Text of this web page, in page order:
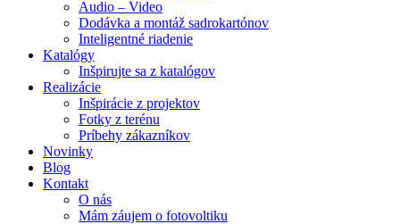
Audio – Video
Dodávka a montáž sadrokartónov
Inteligentné riadenie
Katalógy
Inšpirujte sa z katalógov
Realizácie
Inšpirácie z projektov
Fotky z terénu
Príbehy zákazníkov
Novinky
Blog
Kontakt
O nás
Mám záujem o fotovoltiku